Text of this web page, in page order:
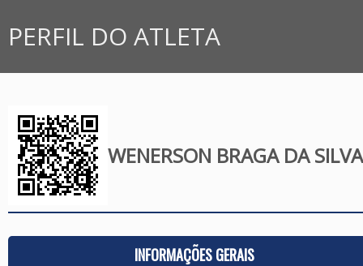
PERFIL DO ATLETA
WENERSON BRAGA DA SILVA
INFORMAÇÕES GERAIS